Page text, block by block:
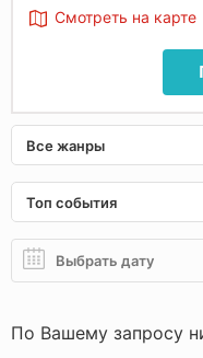
Смотреть на карте
Все жанры
Топ события
По Вашему запросу